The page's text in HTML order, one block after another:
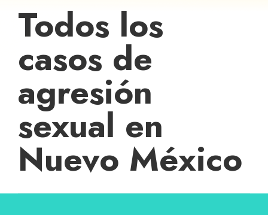
Todos los
casos de
agresión
sexual en
Nuevo México